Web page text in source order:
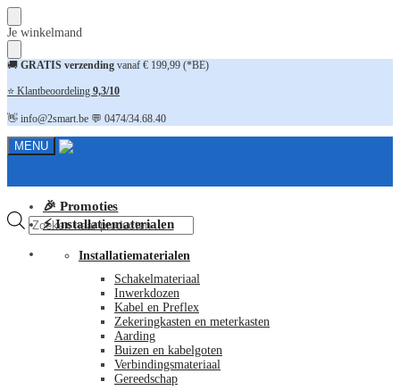
Skip
to
navigation
Skip
to
content
Je winkelmand
🚚 GRATIS verzending vanaf € 199,99 (*BE)
⭐ Klantbeoordeling 9,3/10
👋 info@2smart.be 💬 0474/34.68.40
MENU
Producten
zoeken
FAQ
🎉 Promoties
⚡ Installatiematerialen
Installatiematerialen
Schakelmateriaal
Inwerkdozen
Kabel en Preflex
Zekeringkasten en meterkasten
Aarding
Buizen en kabelgoten
Verbindingsmateriaal
Gereedschap